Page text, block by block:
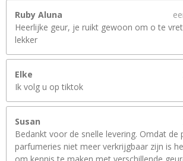
Ruby Aluna
Heerlijke geur, je ruikt gewoon om o te
lekker
Elke
Ik volg u op tiktok
Susan
Bedankt voor de snelle levering. Omdat de
parfumeries niet meer verkrijgbaar zijn is